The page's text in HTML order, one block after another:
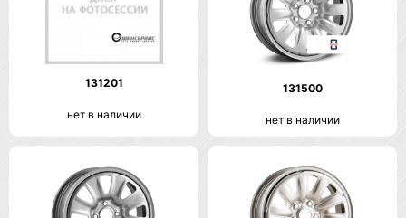
131201
нет в наличии
131500
нет в наличии